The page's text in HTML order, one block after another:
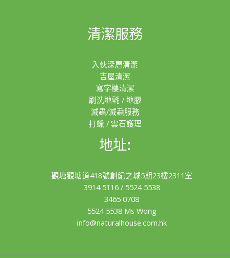
清潔服務
入伙深層清潔
吉屋清潔
寫字樓清潔
刷洗地氈 / 地膠
滅蟲/滅蝨服務
打蠟 / 雲石護理
地址:
觀塘觀塘道418號創紀之城5期23樓2311室
3914 5116/ 5524 5538
3465 0708
5524 5538 Ms Wong
info@naturalhouse.com.hk